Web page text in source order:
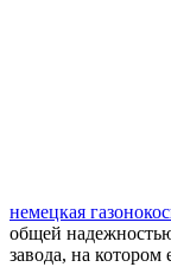
немецкая
общей
завода, на котором